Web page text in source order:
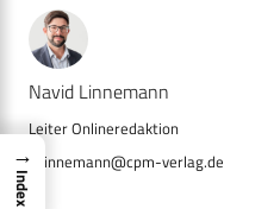
Navid Linnemann
n.linnemann@cpm-verlag.de
→
Index